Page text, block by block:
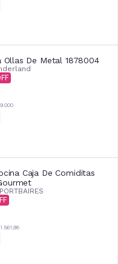
Ollas De Metal 1878004
Caja De Comiditas